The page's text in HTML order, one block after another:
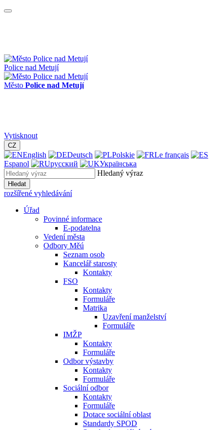
Police nad Metují
Město Police nad Metují
Vytisknout
CZ
English Deutsch Polskie
Le français
Espanol
русский
Українська
Hledaný výraz
Hledat
rozšířené vyhledávání
Úřad
Povinné informace
E-podatelna
Vedení města
Odbory Měú
Seznam osob
Kancelář starosty
Kontakty
FSO
Kontakty
Formuláře
Matrika
Uzavření manželství
Formuláře
IMŽP
Kontakty
Formuláře
Odbor výstavby
Kontakty
Formuláře
Sociální odbor
Kontakty
Formuláře
Dotace sociální oblast
Standardy SPOD